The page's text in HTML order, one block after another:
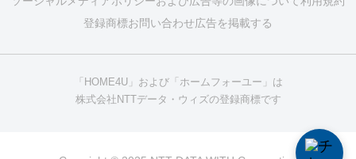
登録商標お問い合わせ広告を掲載する
「HOME4U」および「ホームフォーユー」は
株式会社NTTデータ・ウィズの登録商標です